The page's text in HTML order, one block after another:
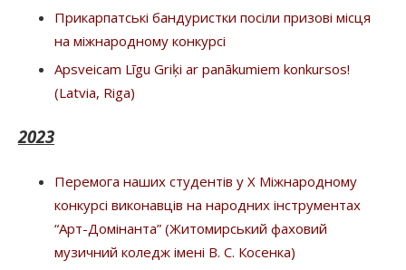
Прикарпатські бандуристки посіли призові місця
на міжнародному конкурсі
Apsveicam Līgu Griķi ar panākumiem konkursos!
(Latvia, Riga)
2023
Перемога наших студентів у X Міжнародному
конкурсі виконавців на народних інструментах
“Арт-Домінанта” (Житомирський фаховий
музичний коледж імені В. С. Косенка)